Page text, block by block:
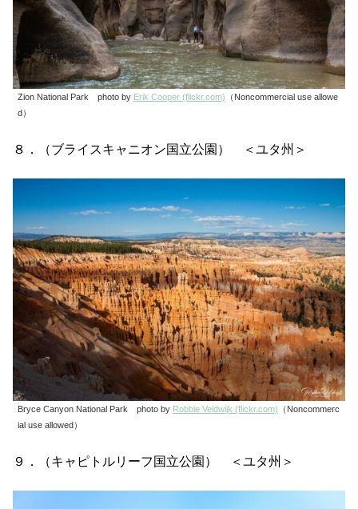
Zion National Park photo by Erik Cooper (flickr.com) （Noncommercial use allowe
d）
８．（ブライスキャニオン国立公園） ＜ユタ州＞
Bryce Canyon National Park photo by Robbie Veldwijk (flickr.com) （Noncommerc
ial use allowed）
９．（キャピトルリーフ国立公園） ＜ユタ州＞